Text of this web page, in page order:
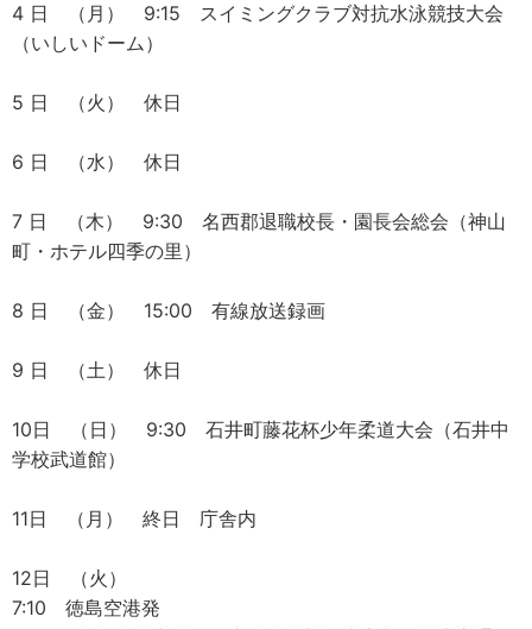
4 日 （月） 9:15 スイミングクラブ対抗水泳競技大会
（いしいドーム）
5 日 （火） 休日
6 日 （水） 休日
7 日 （木） 9:30 名西郡退職校長・園長会総会（神山
町・ホテル四季の里）
8 日 （金） 15:00 有線放送録画
9 日 （土） 休日
10日 （日） 9:30 石井町藤花杯少年柔道大会（石井中
学校武道館）
11日 （月） 終日 庁舎内
12日 （火）
7:10 徳島空港発